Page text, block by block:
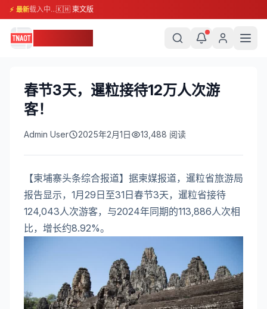
⚡ 最新载入中...🇰🇭 柬文版
春节3天，暹粒接待12万人次游
客！
Admin User 2025年2月1日 13,488 阅读
【柬埔寨头条综合报道】据柬媒报道，暹粒省旅游局
报告显示，1月29日至31日春节3天，暹粒省接待
124,043人次游客，与2024年同期的113,886人次相
比，增长约8.92%。